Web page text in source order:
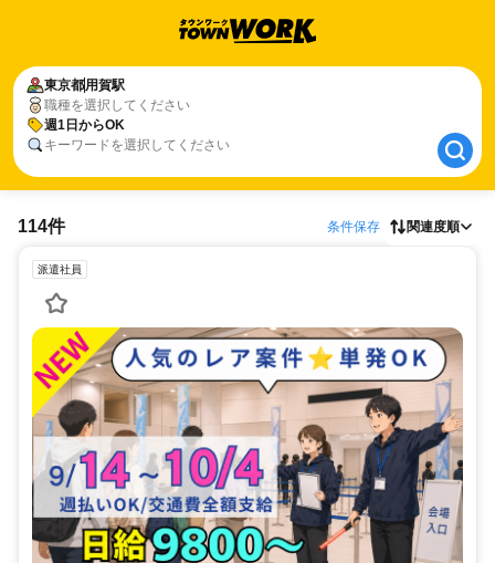
東京都用賀駅
職種を選択してください
週1日からOK
キーワードを選択してください
東京都用賀駅
週1日からOK
114件 条件保存 関連度順
派遣社員